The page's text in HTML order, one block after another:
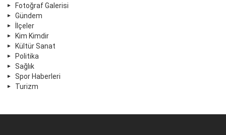
Fotoğraf Galerisi
Gündem
İlçeler
Kim Kimdir
Kültür Sanat
Politika
Sağlık
Spor Haberleri
Turizm